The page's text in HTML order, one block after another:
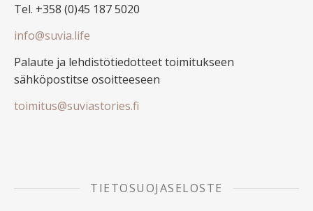
Tel. +358 (0)45 187 5020
info@suvia.life
Palaute ja lehdistötiedotteet toimitukseen
sähköpostitse osoitteeseen
toimitus@suviastories.fi
TIETOSUOJASELOSTE